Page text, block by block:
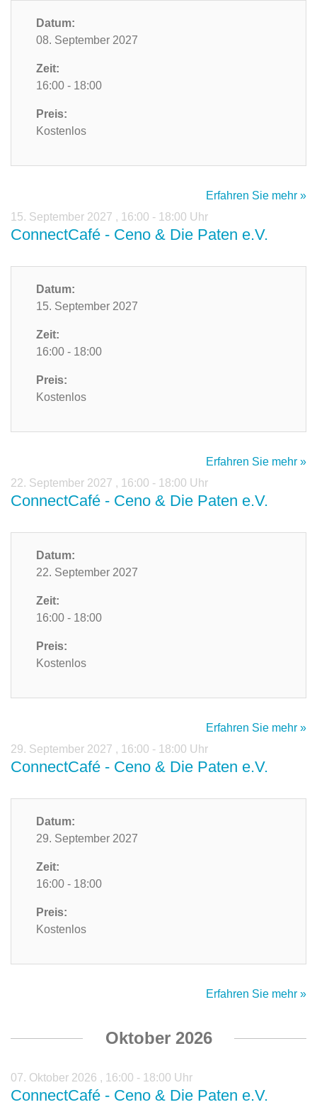
Datum:
08. September 2027
Zeit:
16:00 - 18:00
Preis:
Kostenlos
Erfahren Sie mehr »
15. September 2027 , 16:00 - 18:00 Uhr
ConnectCafé - Ceno & Die Paten e.V.
Datum:
15. September 2027
Zeit:
16:00 - 18:00
Preis:
Kostenlos
Erfahren Sie mehr »
22. September 2027 , 16:00 - 18:00 Uhr
ConnectCafé - Ceno & Die Paten e.V.
Datum:
22. September 2027
Zeit:
16:00 - 18:00
Preis:
Kostenlos
Erfahren Sie mehr »
29. September 2027 , 16:00 - 18:00 Uhr
ConnectCafé - Ceno & Die Paten e.V.
Datum:
29. September 2027
Zeit:
16:00 - 18:00
Preis:
Kostenlos
Erfahren Sie mehr »
Oktober 2026
07. Oktober 2026 , 16:00 - 18:00 Uhr
ConnectCafé - Ceno & Die Paten e.V.